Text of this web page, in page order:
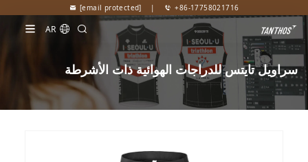
[email protected] | +86-17758021716
AR
سراويل تايتس للدراجات الهوائية ذات الأشرطة